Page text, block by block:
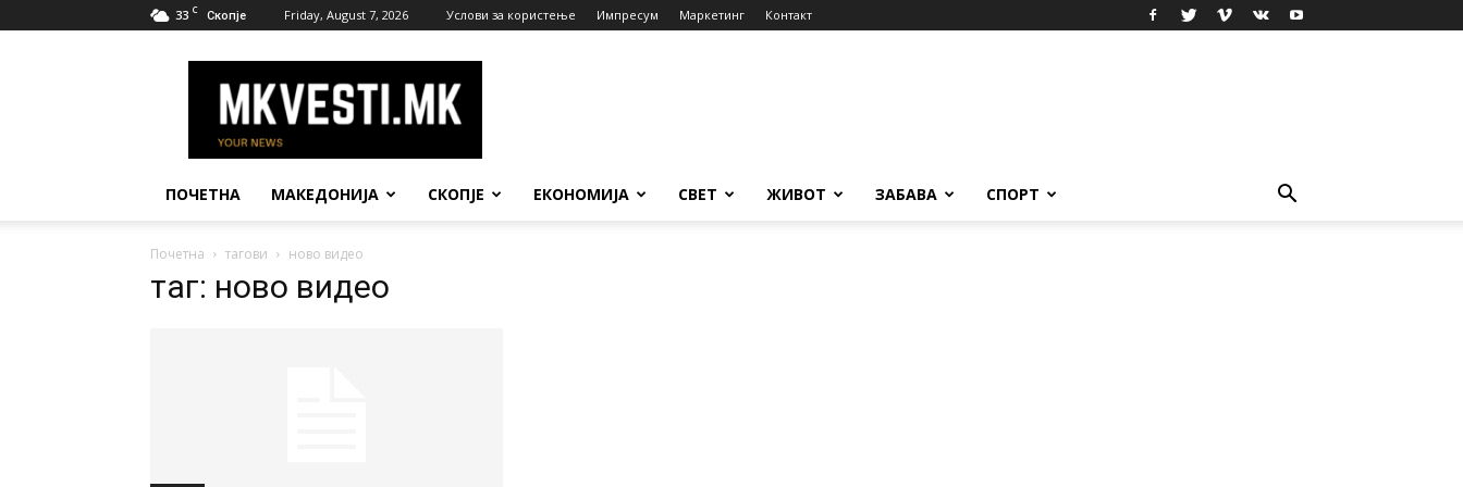
33 C Скопје Friday, August 7, 2026 Услови за користење Импресум Маркетинг Контакт
Вести
ПОЧЕТНА МАКЕДОНИЈА СКОПЈЕ ЕКОНОМИЈА СВЕТ ЖИВОТ ЗАБАВА СПОРТ
Почетна тагови ново видео
таг: ново видео